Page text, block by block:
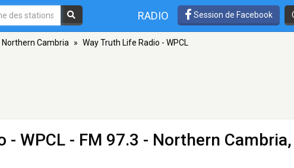
RADIO Session de Facebook
Northern Cambria » Way Truth Life Radio - WPCL
- WPCL - FM 97.3 - Northern Cambria,